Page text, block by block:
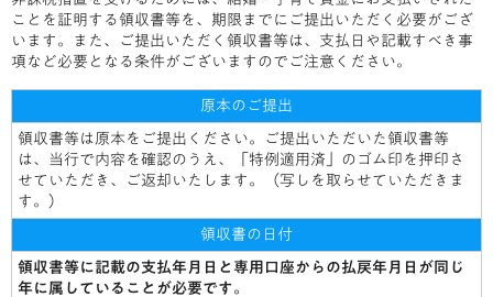
ことを証明する領収書等を、期限までにご提出いただく必要がござ
います。また、ご提出いただく領収書等は、支払日や記載すべき事
項など必要となる条件がございますのでご注意ください。
原本のご提出
領収書等は原本をご提出ください。ご提出いただいた領収書等
は、当行で内容を確認のうえ、「特例適用済」のゴム印を押印さ
せていただき、ご返却いたします。（写しを取らせていただきま
す。）
領収書の日付
領収書等に記載の支払年月日と専用口座からの払戻年月日が同じ
年に属していることが必要です。